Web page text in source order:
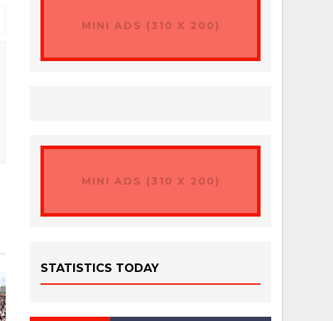
MINI ADS (310 X 200)
MINI ADS (310 X 200)
STATISTICS TODAY